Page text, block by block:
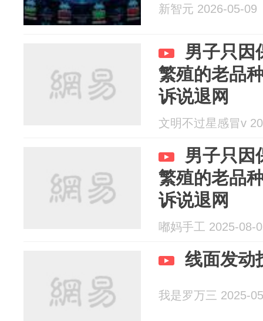
新智元 2026-05-09
男子只因
繁殖的老品
诉说退网
文明不过星感冒v
男子只因
繁殖的老品
诉说退网
嘟妈手工 2025-08-
线面发动
我是罗万三 2025-